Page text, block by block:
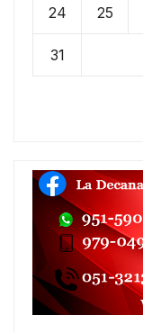
24 25
31